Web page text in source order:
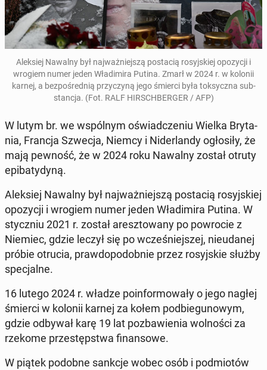
Alek­siej Nawalny był naj­waż­niej­szą po­sta­cią ro­syj­skiej opo­zy­cji i
wrogiem numer jeden Wła­di­mi­ra Putina. Zmarł w 2024 r. w kolonii
karnej, a bez­po­śred­nią przy­czy­ną jego śmierci była tok­sycz­na sub­
stan­cja. (Fot. RALF HIR­SCH­BER­GER / AFP)
W lutym br. we wspól­nym oświad­cze­niu Wielka Bry­ta­
nia, Francja Szwecja, Niemcy i Ni­der­lan­dy ogło­si­ły, że
mają pewność, że w 2024 roku Nawalny został otruty
epi­ba­ty­dy­ną.
Alek­siej Nawalny był naj­waż­niej­szą po­sta­cią ro­syj­skiej
opo­zy­cji i wrogiem numer jeden Wła­di­mi­ra Putina. W
stycz­niu 2021 r. został aresz­to­wa­ny po po­wro­cie z
Niemiec, gdzie leczył się po wcze­śniej­szej, nie­uda­nej
próbie otrucia, praw­do­po­dob­nie przez ro­syj­skie służby
spe­cjal­ne.
16 lutego 2024 r. władze po­in­for­mo­wa­ły o jego nagłej
śmierci w kolonii karnej za kołem pod­bie­gu­no­wym,
gdzie odbywał karę 19 lat po­zba­wie­nia wol­no­ści za
rzekome prze­stęp­stwa fi­nan­so­we.
W piątek podobne sankcje wobec osób i pod­mio­tów